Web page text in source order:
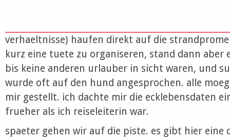
verhaeltnisse) haufen direkt auf die
kurz eine tuete zu organiseren, stand dann aber
bis keine anderen urlauber in sicht waren, und
wurde oft auf den hund angesprochen. alle
mir gestellt. ich dachte mir die ecklebensdaten
frueher als ich reiseleiterin war.
spaeter gehen wir auf die piste. es gibt hier eine